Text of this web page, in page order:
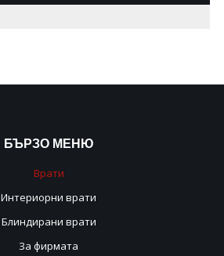
БЪРЗО МЕНЮ
Врати
Интериорни врати
Блиндирани врати
За фирмата